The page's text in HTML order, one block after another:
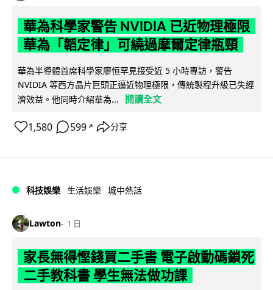
華為科學家警告 NVIDIA 已近物理極限
華為「韜定律」可繞過摩爾定律瓶頸
華為半導體首席科學家廖恒罕見接受近 5 小時專訪，警告
NVIDIA 等西方晶片巨頭正逼近物理極限，傳統製程升級已失經
濟效益。他同時介紹華為...
閱讀全文
1,580 599 ↗ 分享
科技娛樂 生活娛樂 城中熱話
Lawton 1 日
家長無得慳錢買二手書 電子啟動碼鎖死
二手教科書 學生無法做功課